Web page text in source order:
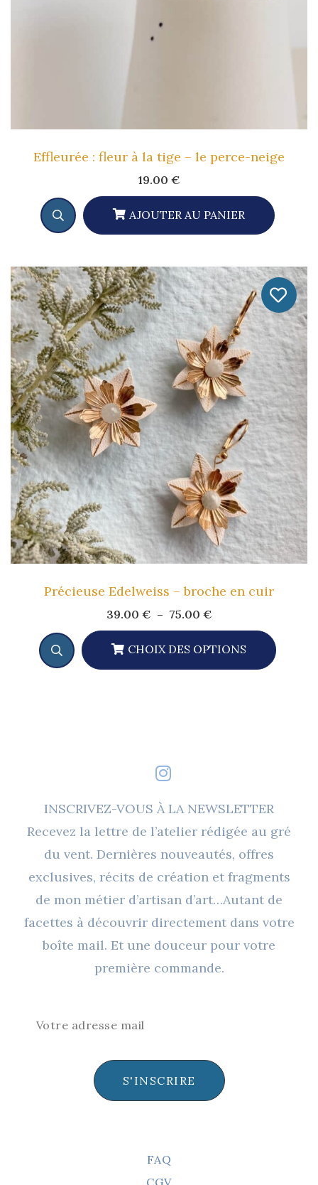
Effleurée : fleur à la tige – le perce-neige
19.00 €
AJOUTER AU PANIER
Précieuse Edelweiss – broche en cuir
39.00 € – 75.00 €Plage
39.00 €
75.00 €
CHOIX DES OPTIONS
INSCRIVEZ-VOUS À LA NEWSLETTER
Recevez la lettre de l’atelier rédigée au gré
du vent. Dernières nouveautés, offres
exclusives, récits de création et fragments
de mon métier d’artisan d’art…Autant de
facettes à découvrir directement dans votre
boîte mail. Et une douceur pour votre
première commande.
S'INSCRIRE
FAQ